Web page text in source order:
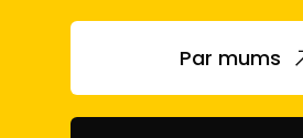
Par mums